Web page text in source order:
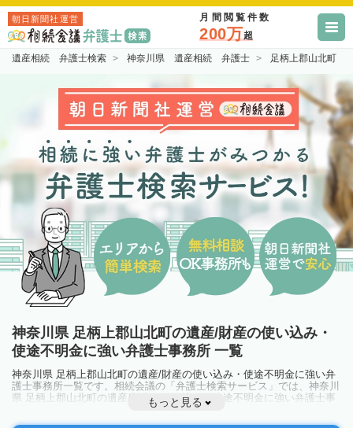
朝日新聞社運営 月間閲覧件数
200万超
遺産相続 弁護士検索 神奈川県 遺産相続 弁護士 足柄上郡山北町
神奈川県 足柄上郡山北町の遺産/財産の使い込み・
使途不明金に強い弁護士事務所 一覧
神奈川県 足柄上郡山北町の遺産/財産の使い込み・使途不明金に強い弁
護士事務所一覧です。相続会議の「弁護士検索サービス」では、神奈川
県 足柄上郡山北町の遺産/財産の使い込み・使途不明金に強い弁護士事
務所を一覧で見ることが出来ます。相続のトラブルやお悩みを抱えてい
る方は一度近隣の弁護士に相談してみましょう。
もっと見る